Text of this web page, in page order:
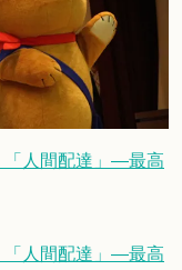
「人間配達」―最高
「人間配達」―最高